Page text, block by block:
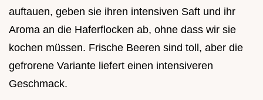
auftauen, geben sie ihren intensiven Saft und ihr
Aroma an die Haferflocken ab, ohne dass wir sie
kochen müssen. Frische Beeren sind toll, aber die
gefrorene Variante liefert einen intensiveren
Geschmack.